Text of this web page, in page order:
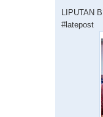
LIPUTAN
#latepost